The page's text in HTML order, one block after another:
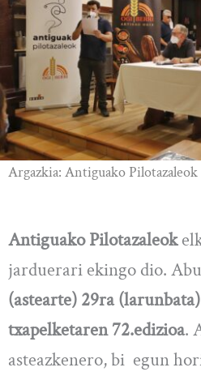
Argazkia: Antiguako Pilotazaleok
Antiguako Pilotazaleok
jarduerari ekingo dio.
(astearte) 29ra (larunbata)
txapelketaren 72.edizioa.
asteazkenero, bi egun